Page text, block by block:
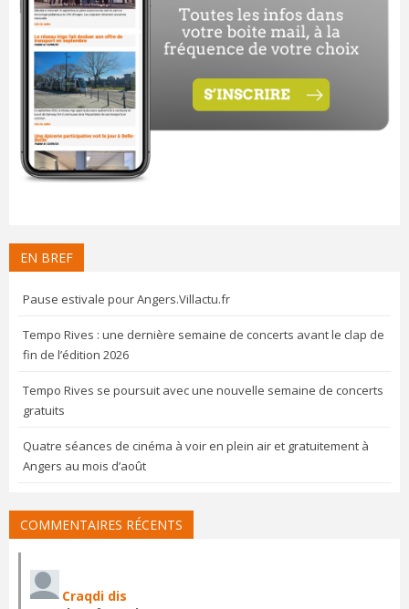
EN BREF
Pause estivale pour Angers.Villactu.fr
Tempo Rives : une dernière semaine de concerts avant le clap de
fin de l’édition 2026
Tempo Rives se poursuit avec une nouvelle semaine de concerts
gratuits
Quatre séances de cinéma à voir en plein air et gratuitement à
Angers au mois d’août
COMMENTAIRES RÉCENTS
Craqdi dis